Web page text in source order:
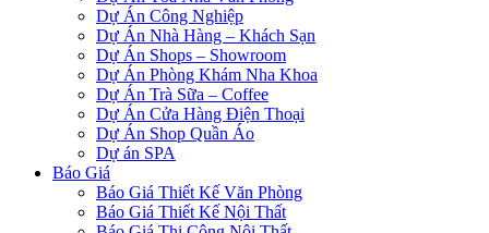
Dự Án Công Nghiệp
Dự Án Nhà Hàng – Khách Sạn
Dự Án Shops – Showroom
Dự Án Phòng Khám Nha Khoa
Dự Án Trà Sữa – Coffee
Dự Án Cửa Hàng Điện Thoại
Dự Án Shop Quần Áo
Dự án SPA
Báo Giá
Báo Giá Thiết Kế Văn Phòng
Báo Giá Thiết Kế Nội Thất